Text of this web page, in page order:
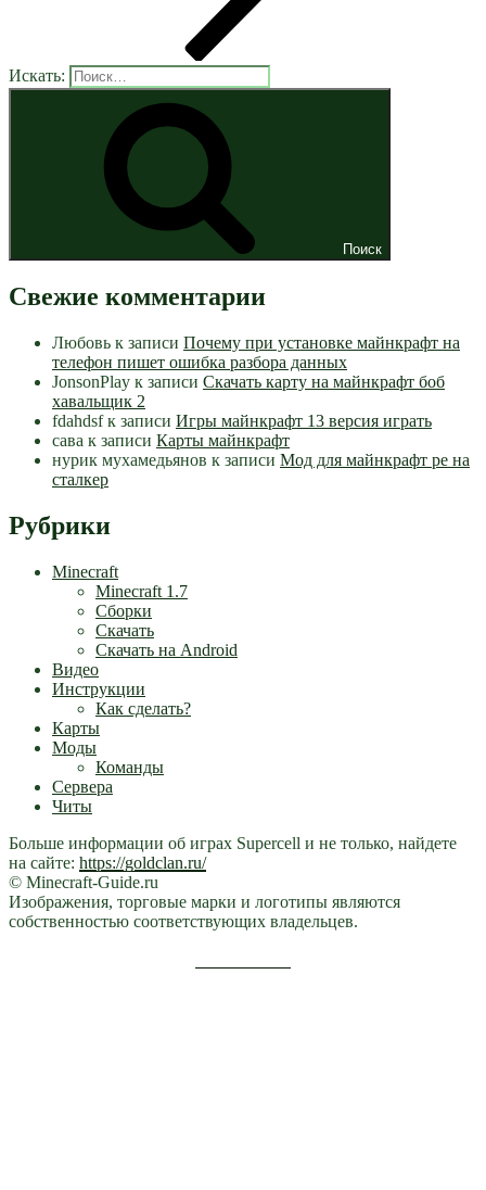
Искать:
Поиск
Свежие комментарии
Любовь к записи Почему при установке майнкрафт на
телефон пишет ошибка разбора данных
JonsonPlay к записи Скачать карту на майнкрафт боб
хавальщик 2
fdahdsfк записи Игры майнкрафт 13 версия играть
сава к записи Карты майнкрафт
нурик мухамедьянов к записи Мод для майнкрафт pe на
сталкер
Рубрики
Minecraft
Minecraft 1.7
Сборки
Скачать
Скачать на Android
Видео
Инструкции
Как сделать?
Карты
Моды
Команды
Сервера
Читы
Больше информации об играх Supercell и не только, найдете
на сайте: https://goldclan.ru/
© Minecraft-Guide.ru
Изображения, торговые марки и логотипы являются
собственностью соответствующих владельцев.